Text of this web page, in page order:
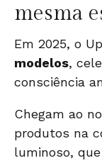
mesma
Em 2025, o
modelos,
consciência
Chegam ao
produtos na
luminoso,